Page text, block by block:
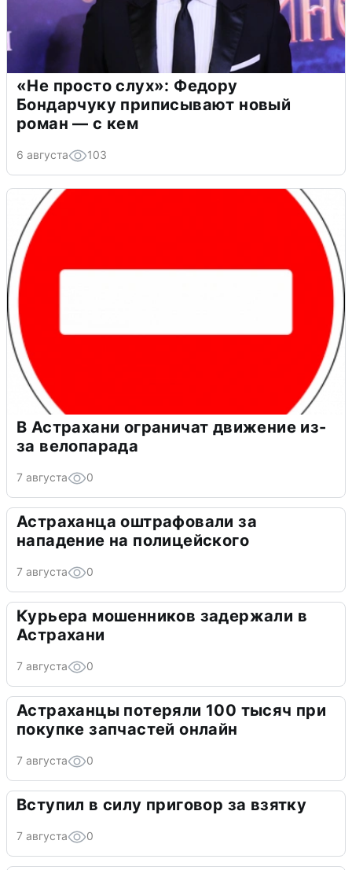
«Не просто слух»: Федору
Бондарчуку приписывают новый
роман — с кем
6 августа 103
В Астрахани ограничат движение из-
за велопарада
7 августа 0
Астраханца оштрафовали за
нападение на полицейского
7 августа 0
Курьера мошенников задержали в
Астрахани
7 августа 0
Астраханцы потеряли 100 тысяч при
покупке запчастей онлайн
7 августа 0
Вступил в силу приговор за взятку
7 августа 0